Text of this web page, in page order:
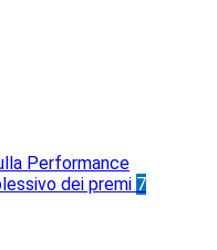
Performance
dei premi 7